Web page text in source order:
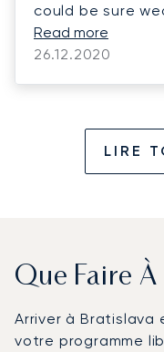
could be sure
allow for today’s
Bratislava. As
Read more
26.12.2020
LIRE
Que Faire
Arriver à Bratislava
votre programme